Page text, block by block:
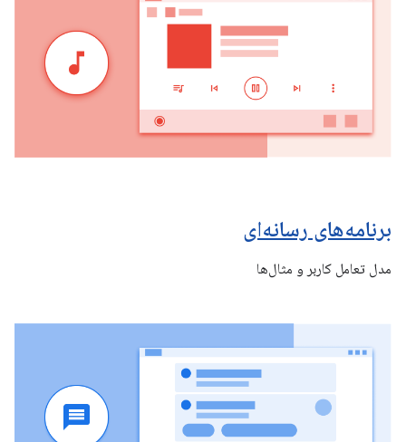
برنامه‌های رسانه‌ای
مدل تعامل کاربر و مثال‌ها